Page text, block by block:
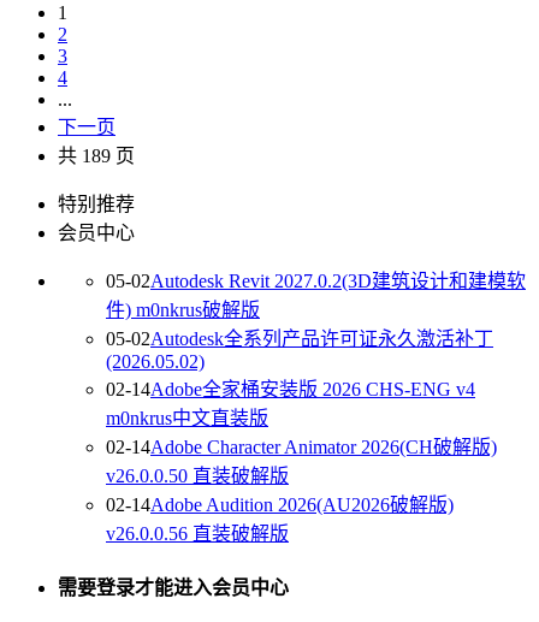
1
2
3
4
...
下一页
共 189 页
特别推荐
会员中心
05-02Autodesk Revit 2027.0.2(3D建筑设计和建模软
件) m0nkrus破解版
05-02Autodesk全系列产品许可证永久激活补丁
(2026.05.02)
02-14Adobe全家桶安装版 2026 CHS-ENG v4
m0nkrus中文直装版
02-14Adobe Character Animator 2026(CH破解版)
v26.0.0.50 直装破解版
02-14Adobe Audition 2026(AU2026破解版)
v26.0.0.56 直装破解版
需要登录才能进入会员中心